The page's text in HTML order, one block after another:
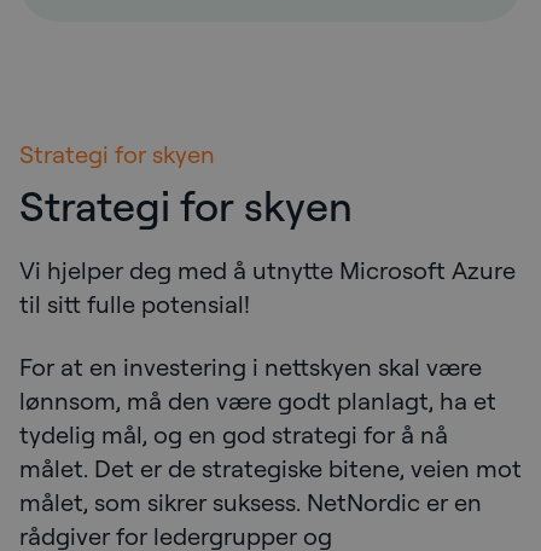
Strategi for skyen
Strategi for skyen
Vi hjelper deg med å utnytte Microsoft Azure
til sitt fulle potensial!
For at en investering i nettskyen skal være
lønnsom, må den være godt planlagt, ha et
tydelig mål, og en god strategi for å nå
målet. Det er de strategiske bitene, veien mot
målet, som sikrer suksess. NetNordic er en
rådgiver for ledergrupper og